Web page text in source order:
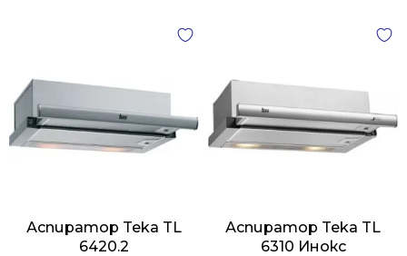
Аспиратор Teka TL
6420.2
Аспиратор Teka TL
6310 Инокс